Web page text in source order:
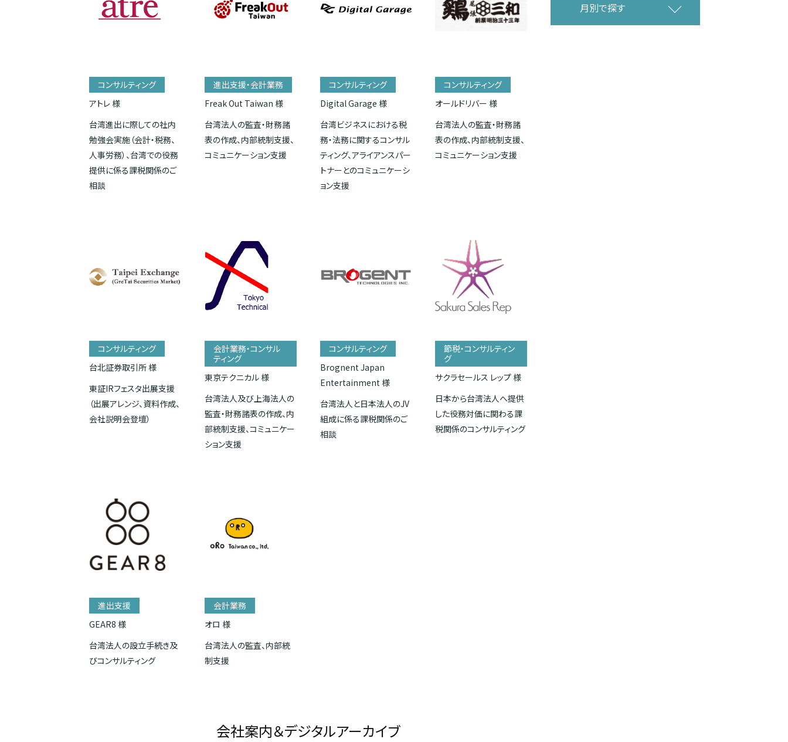
コンサルティング
アトレ 様
台湾進出に際しての社内
勉強会実施（会計・税務、
人事労務）、台湾での役務
提供に係る課税関係のご
相談
進出支援・会計業務
Freak Out Taiwan 様
台湾法人の監査・財務諸
表の作成、内部統制支援、
コミュニケーション支援
コンサルティング
Digital Garage 様
台湾ビジネスにおける税
務・法務に関するコンサル
ティング、アライアンスパー
トナーとのコミュニケーシ
ョン支援
コンサルティング
オールドリバー 様
台湾法人の監査・財務諸
表の作成、内部統制支援、
コミュニケーション支援
コンサルティング
台北証券取引所 様
東証IRフェスタ出展支援
（出展アレンジ、資料作成、
会社説明会登壇）
会計業務・コンサル
ティング
東京テクニカル 様
台湾法人及び上海法人の
監査・財務諸表の作成、内
部統制支援、コミュニケー
ション支援
コンサルティング
Brognent Japan
Entertainment 様
台湾法人と日本法人のJV
組成に係る課税関係のご
相談
節税・コンサルティン
グ
サクラセールス レップ 様
日本から台湾法人へ提供
した役務対価に関わる課
税関係のコンサルティング
進出支援
GEAR8 様
台湾法人の設立手続き及
びコンサルティング
会計業務
オロ 様
台湾法人の監査、内部統
制支援
会社案内＆デジタルアーカイブ
月別で探す